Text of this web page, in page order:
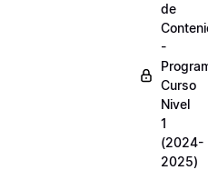
de
-
Curso
Nivel
1
(2024-
2025)